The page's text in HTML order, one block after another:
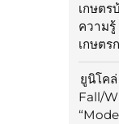
เกษตร
ความรู้
เกษตร
ยูนิโค
Fall/